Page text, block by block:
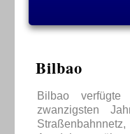
Bilbao
Bilbao
zwanzigsten